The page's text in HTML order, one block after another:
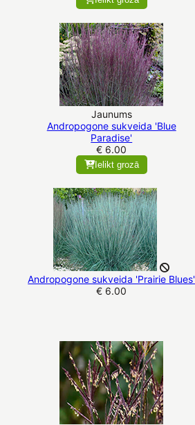
Jaunums
Andropogone sukveida 'Blue
Paradise'
€ 6.00
Ielikt grozā
Andropogone sukveida 'Prairie Blues'
€ 6.00